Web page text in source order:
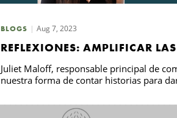
BLOGS Aug 7, 2023
REFLEXIONES: AMPLIFICAR
Juliet Maloff, responsable principal de
nuestra forma de contar historias para